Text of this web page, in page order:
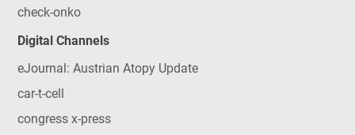
check-onko
Digital Channels
eJournal: Austrian Atopy Update
car-t-cell
congress x-press